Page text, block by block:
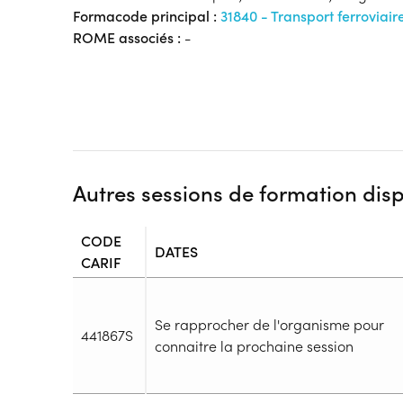
Formacode principal : 31840 - Transport
ROME associés : -
Autres sessions de formation
CODE
CARIF
DATES
441867S
Se rapprocher de l'organisme pour
connaitre la prochaine session